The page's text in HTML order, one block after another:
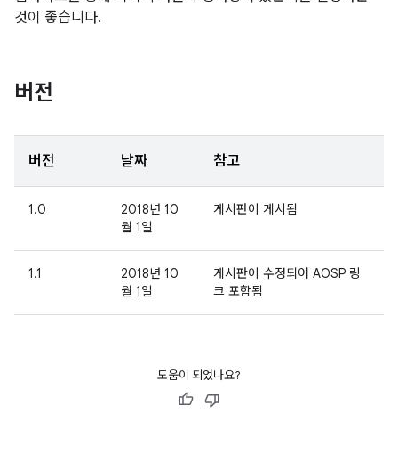
것이 좋습니다.
버전
버전 날짜 참고
1.0
2018년 10
월 1일
게시판이 게시됨
1.1
2018년 10
월 1일
게시판이 수정되어 AOSP 링
크 포함됨
도움이 되었나요?